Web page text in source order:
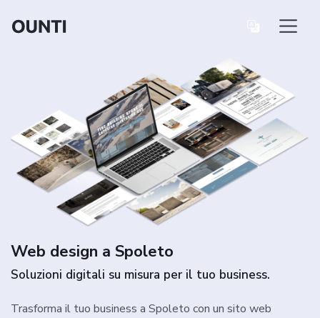
Web design a Spoleto
Soluzioni digitali su misura per il tuo business.
Trasforma il tuo business a Spoleto con un sito web